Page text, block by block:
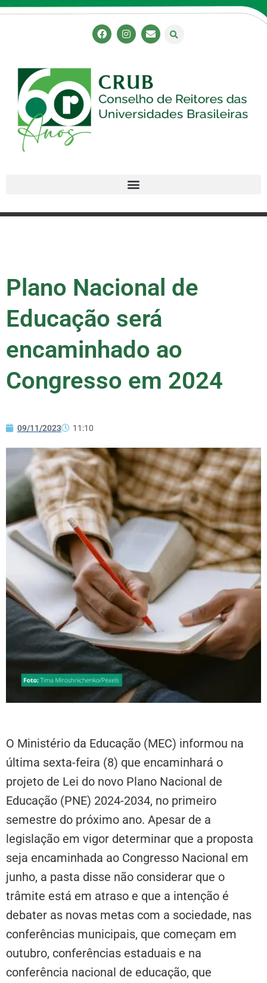
Plano Nacional de
Educação será
encaminhado ao
Congresso em 2024
09/11/2023 11:10
O Ministério da Educação (MEC) informou na
última sexta-feira (8) que encaminhará o
projeto de Lei do novo Plano Nacional de
Educação (PNE) 2024-2034, no primeiro
semestre do próximo ano. Apesar de a
legislação em vigor determinar que a proposta
seja encaminhada ao Congresso Nacional em
junho, a pasta disse não considerar que o
trâmite está em atraso e que a intenção é
debater as novas metas com a sociedade, nas
conferências municipais, que começam em
outubro, conferências estaduais e na
conferência nacional de educação, que